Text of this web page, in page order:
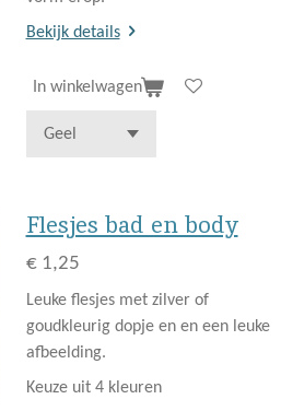
Bekijk details
In winkelwagen
Flesjes bad en body
€ 1,25
Leuke flesjes met zilver of
goudkleurig dopje en en een leuke
afbeelding.
Keuze uit 4 kleuren